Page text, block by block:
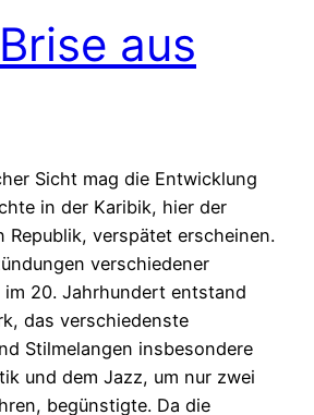
aus
Sicht mag die Entwicklung
in der Karibik, hier der
Republik, verspätet erscheinen.
verschiedener
im 20. Jahrhundert entstand
das verschiedenste
Stilmelangen insbesondere
und dem Jazz, um nur zwei
begünstigte. Da die